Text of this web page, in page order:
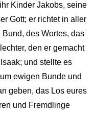
Kinder Jakobs, seine
Gott; er richtet in aller
des Wortes, das
den er gemacht
und stellte es
ewigen Bunde und
geben, das Los eures
und Fremdlinge